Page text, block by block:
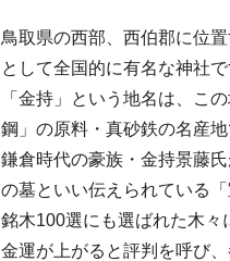
鳥取県の西部、西伯郡に位
として全国的に有名な神社で
「金持」という地名は、こ
鋼」の原料・真砂鉄の名産
鎌倉時代の豪族・金持景藤
の墓といい伝えられている
銘木100選にも選ばれた木々
金運が上がると評判を呼び